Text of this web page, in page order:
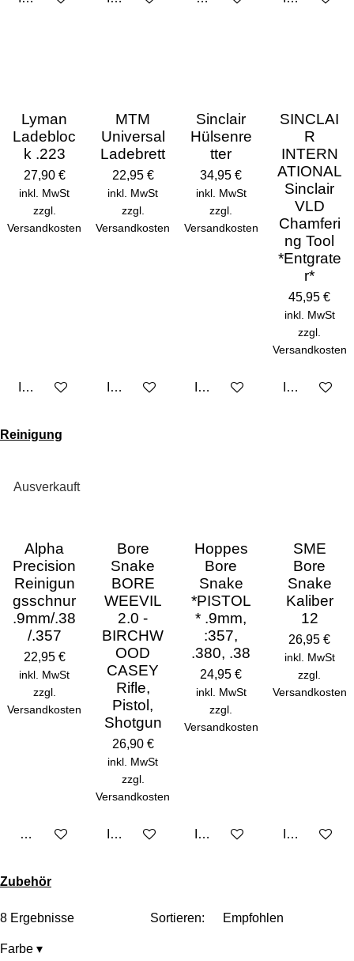
Lyman
Ladebloc
k .223
27,90 €
inkl. MwSt
zzgl.
Versandkosten
In den Warenkorb
MTM
Universal
Ladebrett
22,95 €
inkl. MwSt
zzgl.
Versandkosten
In den Warenkorb
Sinclair
Hülsenre
tter
34,95 €
inkl. MwSt
zzgl.
Versandkosten
In den Warenkorb
SINCLAI
R
INTERN
ATIONAL
Sinclair
VLD
Chamferi
ng Tool
*Entgrate
r*
45,95 €
inkl. MwSt
zzgl.
Versandkosten
In den
Reinigung
Ausverkauft
Alpha
Precision
Reinigun
gsschnur
.9mm/.38
/.357
22,95 €
inkl. MwSt
zzgl.
Versandkosten
Bei Verfügbarkeit benachrichtigen
Bore
Snake
BORE
WEEVIL
2.0 -
BIRCHW
OOD
CASEY
Rifle,
Pistol,
Shotgun
26,90 €
inkl. MwSt
zzgl.
Versandkosten
In den Warenkorb
Hoppes
Bore
Snake
*PISTOL
* .9mm,
:357,
.380, .38
24,95 €
inkl. MwSt
zzgl.
Versandkosten
In den Warenkorb
SME
Bore
Snake
Kaliber
12
26,95 €
inkl. MwSt
zzgl.
Versandkosten
In den
Zubehör
8 Ergebnisse Sortieren:
Farbe ▾